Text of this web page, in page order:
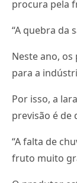
procura pela
“A quebra da
Neste ano,
para a
Por isso, a
previsão é de
“A falta de
fruto muito